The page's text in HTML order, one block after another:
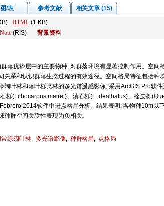
图/表 参考文献
相关文章 (15)
HTML(1 KB)
(RIS) 背景资料
落优势层中的主要物种, 对群落环境有显著控制作用。空间
关系和认识群落生态过程的有效途径。空间格局特征包括种
阔叶林和落叶栎类林的多光谱遥感影像, 采用ArcGIS Pro软
栎(Lithocarpus mairei)、滇石栎(L. dealbatus)、栓皮栎
2014软件中进点格局分析。结果表明: 各物种10m以
种群空间关联性表现为负相关。
常绿阔叶林, 多光谱影像, 种群格局, 点格局